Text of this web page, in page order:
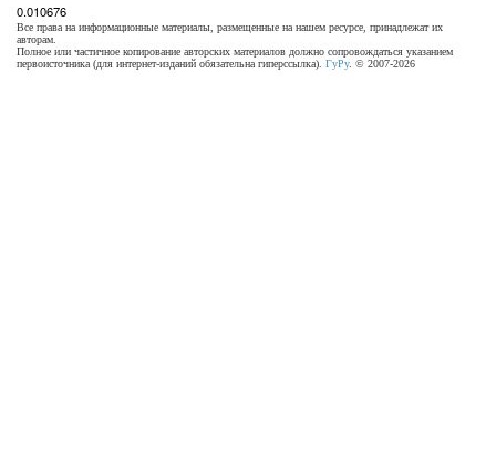
0.010676
Все права на информационные материалы, размещенные на нашем ресурсе, принадлежат их
авторам.
Полное или частичное копирование авторских материалов должно сопровождаться указанием
первоисточника (для интернет-изданий обязательна гиперссылка). ГуРу. © 2007-2026